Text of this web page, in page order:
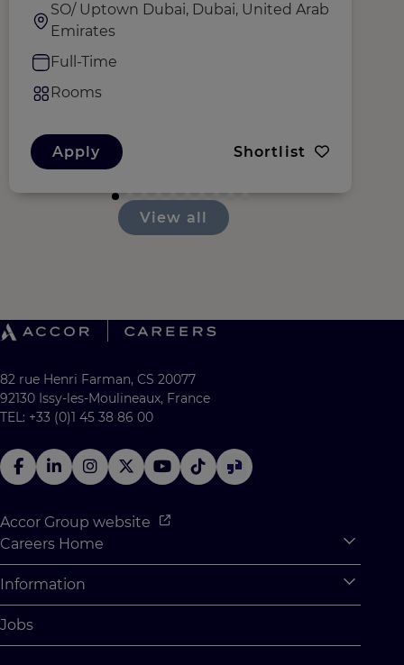
SO/ Uptown Dubai, Dubai, United Arab
Emirates
Full-Time
Rooms
Apply Shortlist
View all
82 rue Henri Farman, CS 20077
92130 Issy-les-Moulineaux, France
TEL: +33 (0)1 45 38 86 00
Accor Group website
Careers Home
Why Join Accor
Student Opportunities
Information
Cookie Settings
Jobs